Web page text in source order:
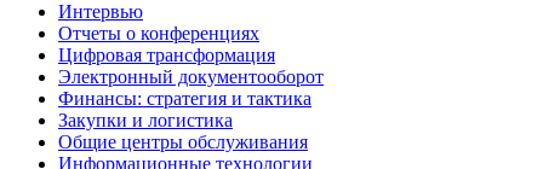
Интервью
Отчеты о конференциях
Цифровая трансформация
Электронный документооборот
Финансы: стратегия и тактика
Закупки и логистика
Общие центры обслуживания
Информационные технологии